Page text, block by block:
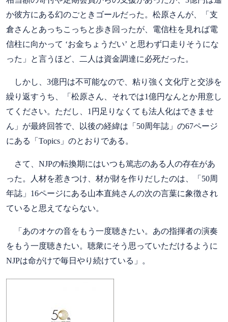
か彼方にある幻のごときゴールだった。松原さんが、「支
倉さんとあっちこっちと歩き回ったが、電信柱を見れば電
信柱に向かって ‘お金ちょうだい’ と思わず口走りそうにな
った」と言うほど、二人は資金調達に必死だった。
しかし、3億円は不可能なので、粘り強く文化庁と交渉を
繰り返すうち、「松原さん、それでは1億円なんとか用意し
てください。ただし、1円足りなくても法人化はできませ
ん」が最終回答で、以後の経緯は「50周年誌」の67ページ
にある「Topics」のとおりである。
さて、NJPの転換期にはいつも篤志のある人の存在があ
った。人材を惹きつけ、材が財を作りだしたのは、「50周
年誌」16ページにある山本直純さんの次の言葉に象徴され
ていると思えてならない。
「あのオケの音をもう一度聴きたい。あの指揮者の演奏
をもう一度聴きたい。聴衆にそう思っていただけるように
NJPは命がけで毎日やり続けている」。